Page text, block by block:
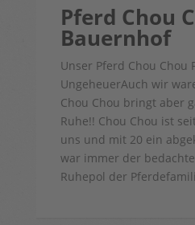
Pferd Chou
Bauernhof
Unser Pferd Chou Chou
UngeheuerAuch wir
Chou Chou bringt aber
Ruhe!! Chou Chou ist
uns und mit 20 ein
war immer der
Ruhepol der